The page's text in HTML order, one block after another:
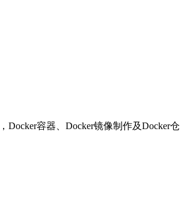
容器、Docker镜像制作及Docker仓